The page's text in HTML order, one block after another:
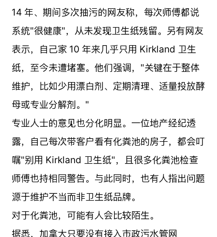
14 年、期间多次抽污的网友称，每次师傅都说
系统"很健康"，从未发现卫生纸残留。另有网友
表示，自己家 10 年来几乎只用 Kirkland 卫生
纸，至今未遭堵塞。他们强调，"关键在于整体
维护，比如少用漂白剂、定期清理、适量投放酵
母或专业分解剂。"
专业人士的意见也分化明显。一位地产经纪透
露，自己每次带客户看有化粪池的房子，都会叮
嘱"别用 Kirkland 卫生纸"，且很多化粪池检查
师傅也持相同警告。与此同时，也有人指出问题
源于维护不当而非卫生纸品牌。
对于化粪池，可能有人会比较陌生。
据悉，加拿大只要没有接入市政污水管网